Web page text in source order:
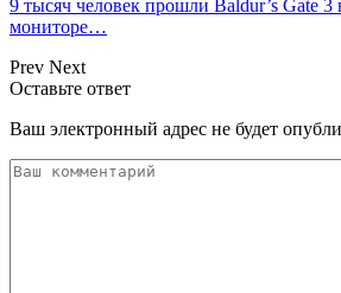
9 тысяч человек прошли Baldur’s Gate 3
мониторе…
Prev Next
Оставьте ответ
Ваш электронный адрес не будет